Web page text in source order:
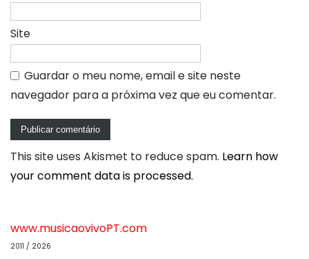
Site
Guardar o meu nome, email e site neste
navegador para a próxima vez que eu comentar.
This site uses Akismet to reduce spam. Learn how
your comment data is processed.
www.musicaovivoPT.com
2011 / 2026